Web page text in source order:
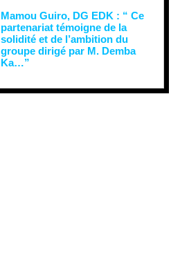
Mamou Guiro, DG EDK : “ Ce
partenariat témoigne de la
solidité et de l’ambition du
groupe dirigé par M. Demba
Ka…”